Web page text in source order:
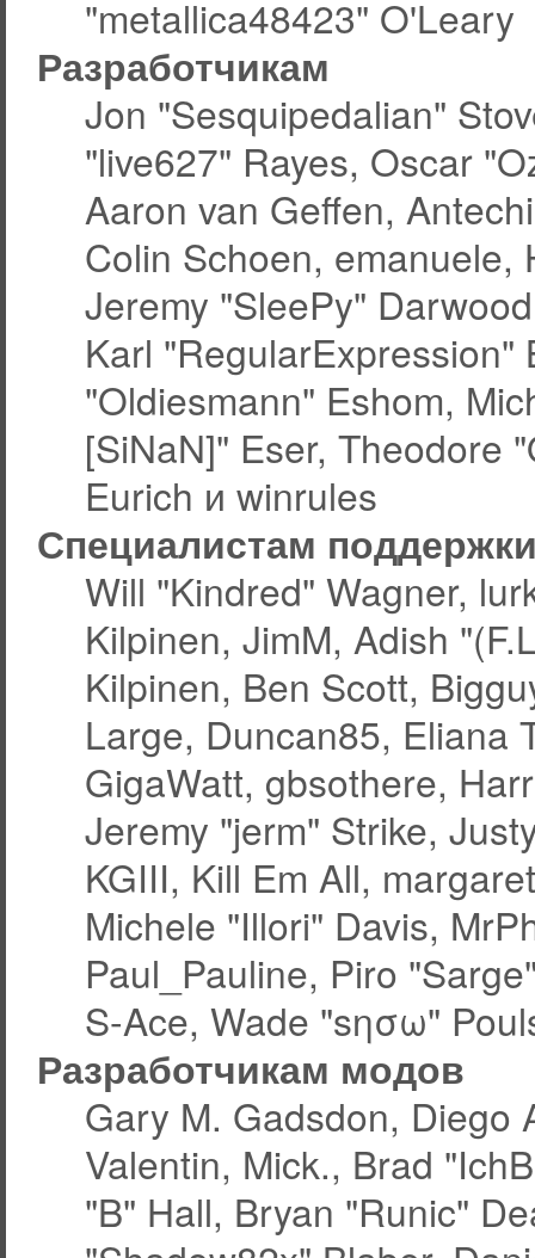
"metallica48423" O'Leary
Разработчикам
Jon "Sesquipedalian"
"live627" Rayes, Oscar
Aaron van Geffen,
Colin Schoen, emanuele,
Jeremy "SleePy"
Karl
"Oldiesmann" Eshom,
[SiNaN]" Eser, Theodore
Eurich и winrules
Специалистам
Will "Kindred" Wagner,
Kilpinen, JimM, Adish
Kilpinen, Ben Scott,
Large, Duncan85, Eliana
GigaWatt, gbsothere,
Jeremy "jerm" Strike,
KGIII, Kill Em All,
Michele "Illori" Davis,
Paul_Pauline, Piro
S-Ace, Wade "sησω"
Разработчикам модов
Gary M. Gadsdon, Diego
Valentin, Mick., Brad
"B" Hall, Bryan "Runic"